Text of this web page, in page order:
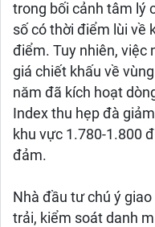
trong bối cảnh tâm lý
số có thời điểm lùi về
điểm. Tuy nhiên, việc
giá chiết khấu về
năm đã kích hoạt
Index thu hẹp đà
khu vực 1.780-1.800
đảm.
Nhà đầu tư chú ý
trải, kiểm soát danh